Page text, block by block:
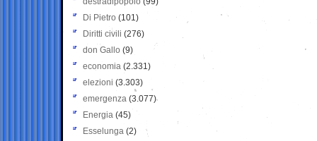
Di Pietro (101)
Diritti civili (276)
don Gallo (9)
economia (2.331)
elezioni (3.303)
emergenza (3.077)
Energia (45)
Esselunga (2)